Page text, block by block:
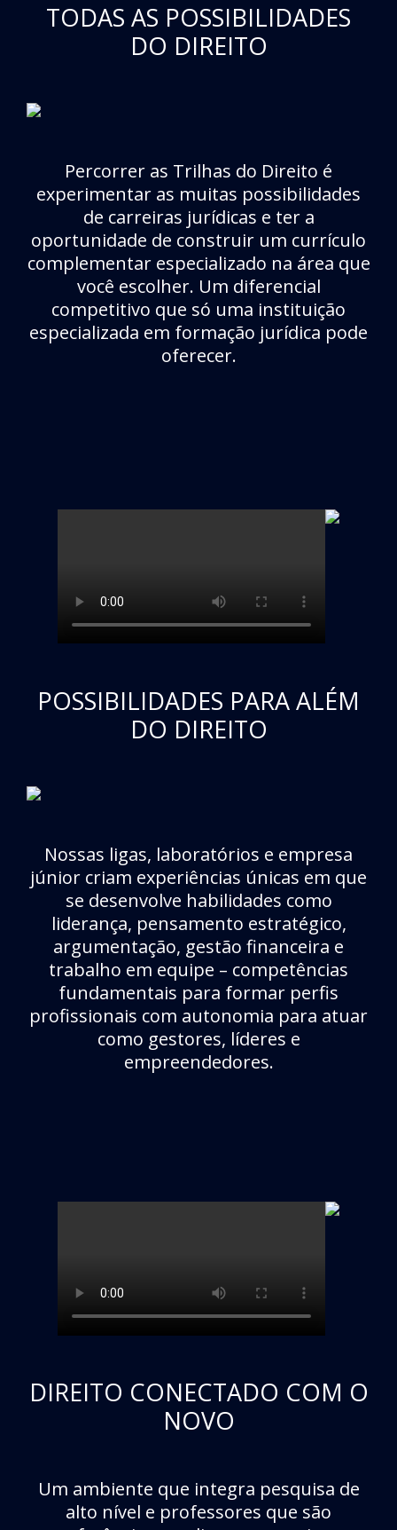
TODAS AS POSSIBILIDADES
DO DIREITO
Percorrer as Trilhas do Direito é
experimentar as muitas possibilidades
de carreiras jurídicas e ter a
oportunidade de construir um currículo
complementar especializado na área que
você escolher. Um diferencial
competitivo que só uma instituição
especializada em formação jurídica pode
oferecer.
POSSIBILIDADES PARA ALÉM
DO DIREITO
Nossas ligas, laboratórios e empresa
júnior criam experiências únicas em que
se desenvolve habilidades como
liderança, pensamento estratégico,
argumentação, gestão financeira e
trabalho em equipe – competências
fundamentais para formar perfis
profissionais com autonomia para atuar
como gestores, líderes e
empreendedores.
DIREITO CONECTADO COM O
NOVO
Um ambiente que integra pesquisa de
alto nível e professores que são